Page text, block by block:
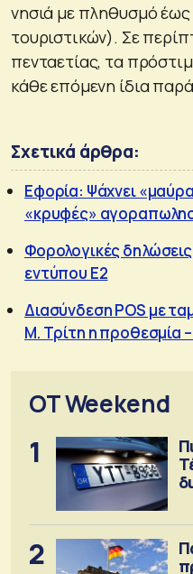
νησιά με πληθυσμό
τουριστικών). Σε
πενταετίας, τα
κάθε επόμενη ίδια
Σχετικά άρθρα:
Εφορία: Ψάχνει
«κρυφές»
Φορολογικές
εντύπου Ε2
Διασύνδεση POS με
Μ. Τρίτη η προθεσμία
OT Weekend
1
2